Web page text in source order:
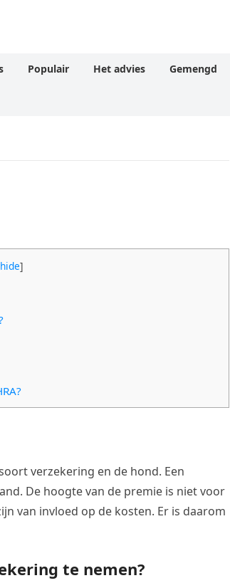
Populair Het advies Gemengd
hide]
verzekering en de hond. Een
De hoogte van de premie is niet voor
van invloed op de kosten. Er is daarom
te nemen?